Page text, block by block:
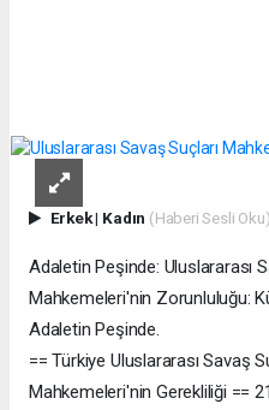
Erkek| Kadın (Haberi Sesli Oku)
Adaletin Peşinde: Uluslararası
Mahkemeleri'nin Zorunluluğu:
Adaletin Peşinde.
== Türkiye Uluslararası Savaş
Mahkemeleri'nin Gerekliliği ==